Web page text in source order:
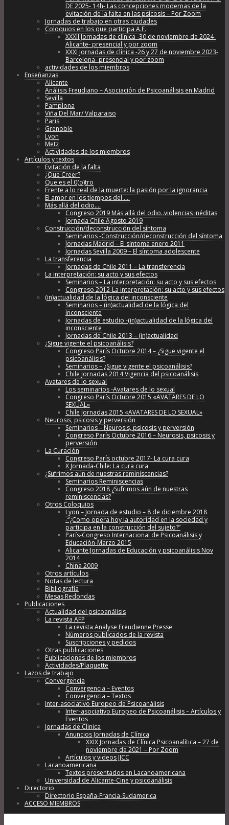
DE 2025- 14h- Las concepciones modernas de la
evitación de la falta en las psicosis – Por Zoom
Jornadas de trabajo en otras ciudades
Coloquios en los que participa A.F.
XXXII Jornadas de clínica -30 de noviembre de 2024-
Alicante- presencial y por zoom
XXXI Jornadas de clínica -26 y 27 de noviembre 2023-
Barcelona- presencial y por zoom
actividades de los miembros
Enseñanzas
Alicante
Análisis Freudiano – Asociación de Psicoanálisis en Madrid
Sevilla
Pamplona
Viña Del Mar/ Valparaiso
Paris
Grenoble
Lyon
Metz
Actividades de los miembros
Artículos y textos
Evitación de la falta
¿Que Creer?
Que es el 0(o)tro
Frente a lo real de la muerte: la pasión por la ignorancia
El amor en los tiempos del ….
Más allá del odio….
Congreso 2019 Más allá del odio..violencias inéditas
Jornada Chile Agosto 2019
Construcción/deconstrucción del síntoma
Seminarios -Construcción/deconstrucción del síntoma
Jornadas Madrid – El síntoma enero 2011
Jornadas Sevilla 2009 – El síntoma adolescente
La transferencia
Jornadas de Chile 2011 – La transferencia
La interpretación: su acto y sus efectos
Seminarios – La interpretación: su acto y sus efectos
Congreso 2012-La interpretación: su acto y sus efectos
(in)actualidad de la lógica del inconsciente
Seminarios – (in)actualidad de la lógica del
inconsciente
Jornadas de estudio -(in)actualidad de la lógica del
inconsciente
Jornadas de Chile 2013 – (in)actualidad
¿Sigue vigente el psicoanálisis?
Congreso París Octubre 2014 – ¿Sigue vigente el
psicoanálisis?
Seminarios – ¿Sigue vigente el psicoanálisis?
Chile Jornadas 2014 Vigencia del psicoanálisis
Avatares de lo sexual
Los seminarios -Avatares de lo sexual
Congreso París Octubre 2015 «AVATARES DE LO
SEXUAL»
Chile Jornadas 2015 «AVATARES DE LO SEXUAL»
Neurosis, psicosis y perversión
Seminarios – Neurosis, psicosis y perversión
Congreso París Octubre 2016 – Neurosis, psicosis y
perversión
La Curación
Congreso París octubre 2017- La cura cura
X Jornada-Chile: La cura cura
¿Sufrimos aún de nuestras reminiscencias?
Seminarios Reminiscencias
Congreso 2018 ¿Sufrimos aún de nuestras
reminiscencias?
Otros Coloquios
Lyon – Jornada de estudio – 8 de diciembre 2018
-“¿Como opera hoy la autoridad en la sociedad y
participa en la construcción del sujeto?”
París-Congreso Internacional de Psicoanálisis y
Educación-Marzo 2015
Alicante:Jornadas de Educación y psicoanálisis Nov
2014
China 2009
Otros artículos
Notas de lectura
Bibliografía
Mesas Redondas
Publicaciones
Actualidad del psicoanálisis
La revista AFP
La revista Analyse Freudienne Presse
Números publicados de la revista
Suscripciones y pedidos
Otras publicaciones
Publicaciones de los miembros
Actividades/Plaquette
Lazos de trabajo
Convergencia
Convergencia – Eventos
Convergencia – Textos
Inter-asociativo Europeo de Psicoanálisis
Inter-asociativo Europeo de Psicoanálisis – Artículos y
Eventos
Jornadas de Clinica
Anuncios Jornadas de Clínica
XXIX Jornadas de Clínica Psicoanalítica – 27 de
noviembre de 2021 – Por Zoom
Artículos y videos JJCC
Lacanoamericana
Textos presentados en Lacanoamericana
Universidad de Alicante-Cine y psicoanálisis
Directorio
Directorio España-Francia-Sudamerica
ACCESO MIEMBROS